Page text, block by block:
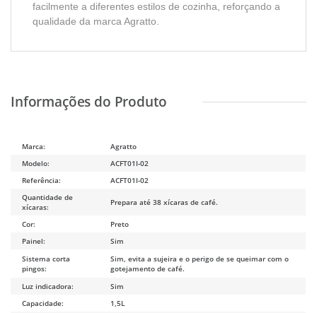
facilmente a diferentes estilos de cozinha, reforçando a
qualidade da marca Agratto.
Marca:
Agratto
Modelo:
ACFT01I-02
Referência:
ACFT01I-02
Quantidade de
xícaras:
Prepara até 38 xícaras de café.
Cor:
Preto
Painel:
Sim
Sistema corta
pingos:
Sim, evita a sujeira e o perigo de se queimar com o
gotejamento de café.
Luz indicadora:
Sim
Capacidade:
1,5L